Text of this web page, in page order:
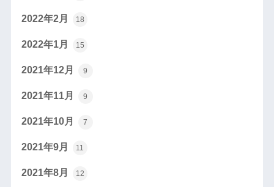
2022年2月 18
2022年1月 15
2021年12月 9
2021年11月 9
2021年10月 7
2021年9月 11
2021年8月 12